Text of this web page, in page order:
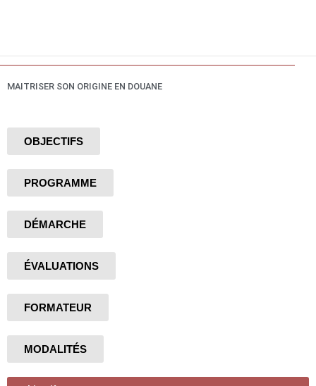
MAITRISER SON ORIGINE EN DOUANE
OBJECTIFS
PROGRAMME
DÉMARCHE
ÉVALUATIONS
FORMATEUR
MODALITÉS